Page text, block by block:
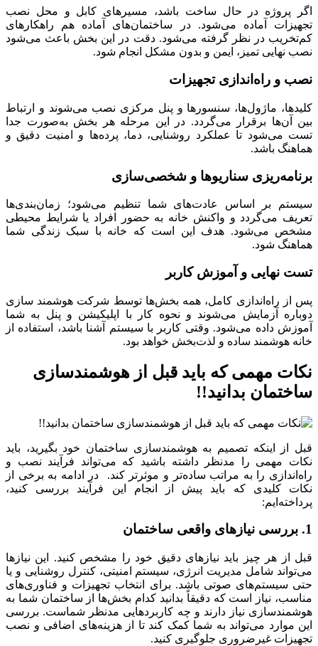
اگر پروژه در حال ساخت باشد، مسیرهای کابل و محل نصب
تجهیزات آماده می‌شود. در ساختمان‌های آماده هم راهکارهای
کم‌تخریب در نظر گرفته می‌شود. دقت در این بخش باعث می‌شود
نصب نهایی تمیز، ایمن و بدون مشکل انجام شود.
نصب و راه‌اندازی تجهیزات
کلیدها، ماژول‌ها، سنسورها و پنل مرکزی نصب می‌شوند و ارتباط
بین آن‌ها برقرار می‌گردد. در این مرحله هر بخش به‌صورت جدا
تست می‌شود تا عملکرد روشنایی، دما، پرده‌ها و امنیت دقیق و
هماهنگ باشد.
برنامه‌ریزی سناریوها و شخصی‌سازی
سیستم بر اساس عادت‌های شما تنظیم می‌شود؛ زمان‌بندی‌ها
تعریف می‌گردد و واکنش خانه به حضور افراد یا شرایط محیطی
مشخص می‌شود. هدف این است که خانه با سبک زندگی شما
هماهنگ شود.
تست نهایی و آموزش کاربر
پس از راه‌اندازی کامل، همه بخش‌ها توسط شرکت هوشمند سازی
دوباره آزمایش می‌شوند و نحوه کار با اپلیکیشن و پنل به شما
آموزش داده می‌شود. وقتی کاربر با سیستم آشنا باشد، استفاده از
خانه هوشمند ساده و لذت‌بخش خواهد بود.
نکات مهمی که باید قبل از هوشمندسازی
ساختمان بدانید!!
قبل از اینکه تصمیم به هوشمندسازی ساختمان خود بگیرید، باید
نکات مهمی را مدنظر داشته باشید که می‌تواند فرآیند نصب و
راه‌اندازی را به مراتب ساده‌تر و موثرتر کند. در ادامه به برخی از
نکات کلیدی که باید پیش از انجام این فرآیند بررسی کنید،
پرداخته‌ایم:
1. بررسی نیازهای واقعی ساختمان
قبل از هر چیز باید نیازهای دقیق خود را مشخص کنید. این نیازها
می‌تواند شامل مدیریت انرژی، سیستم امنیتی، کنترل روشنایی و یا
حتی سیستم‌های صوتی باشد. برای انتخاب تجهیزات و فناوری‌های
مناسب، نیاز است که دقیقاً بدانید کدام بخش‌ها از ساختمان شما به
هوشمندسازی نیاز دارند و چه کاربردهایی مدنظر شماست. بررسی
این موارد می‌تواند به شما کمک کند تا از هزینه‌های اضافی و نصب
تجهیزات غیرضروری جلوگیری کنید.